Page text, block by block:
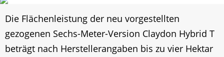
Die Flächenleistung der neu vorgestellten
gezogenen Sechs-Meter-Version Claydon Hybrid T
beträgt nach Herstellerangaben bis zu vier Hektar